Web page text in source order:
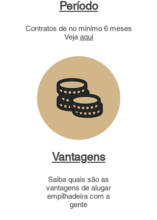
Período
Contratos de no mínimo 6 meses
Veja aqui
Vantagens
Saiba quais são as
vantagens de alugar
empilhadeira com a
gente